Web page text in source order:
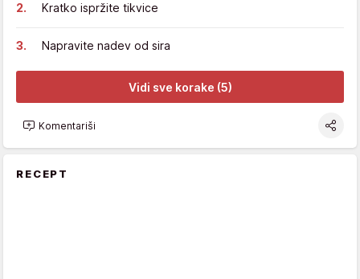
Kratko ispržite tikvice
Napravite nadev od sira
Vidi sve korake (5)
Komentariši
RECEPT